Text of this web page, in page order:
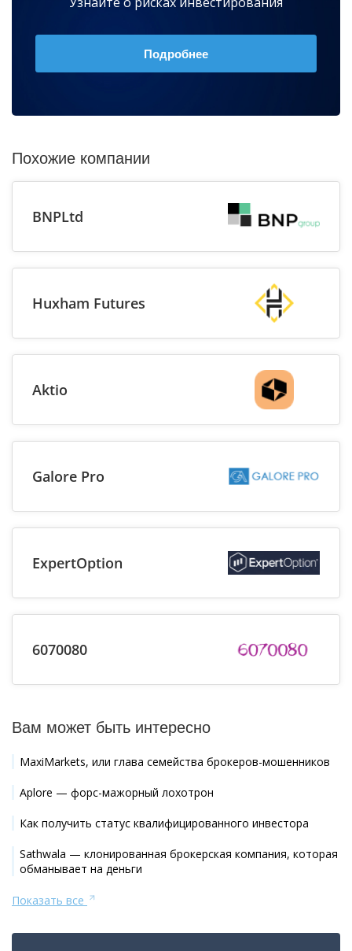
Подробнее
Похожие компании
BNPLtd
Huxham Futures
Aktio
Galore Pro
ExpertOption
6070080
Вам может быть интересно
MaxiMarkets, или глава семейства брокеров-мошенников
Aplore — форс-мажорный лохотрон
Как получить статус квалифицированного инвестора
Sathwala — клонированная брокерская компания, которая
обманывает на деньги
Показать все